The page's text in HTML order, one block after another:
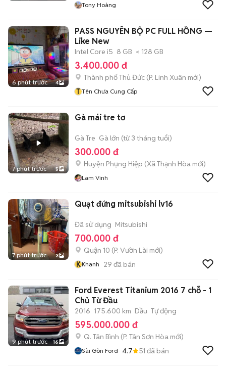
Tony Hoàng
6 phút trước 4
PASS NGUYÊN BỘ PC FULL HỒNG —
Like New
Intel Core i5 8 GB < 128 GB
3.400.000 đ
Thành phố Thủ Đức (P. Linh Xuân mới)
T Tên Chưa Cung Cấp
7 phút trước 5
Gà mái tre tơ
Gà Tre Gà lớn (từ 3 tháng tuổi)
300.000 đ
Huyện Phụng Hiệp (Xã Thạnh Hòa mới)
Lam Vinh
7 phút trước 3
Quạt đứng mitsubishi lv16
Đã sử dụng Mitsubishi
700.000 đ
Quận 10 (P. Vườn Lài mới)
KKhanh 29 đã bán
9 phút trước 16
Ford Everest Titanium 2016 7 chỗ - 1
Chủ Từ Đầu
2016 175.600 km Dầu Tự động
595.000.000 đ
Q. Tân Bình (P. Tân Sơn Hòa mới)
Sài Gòn Ford 4.7 51 đã bán